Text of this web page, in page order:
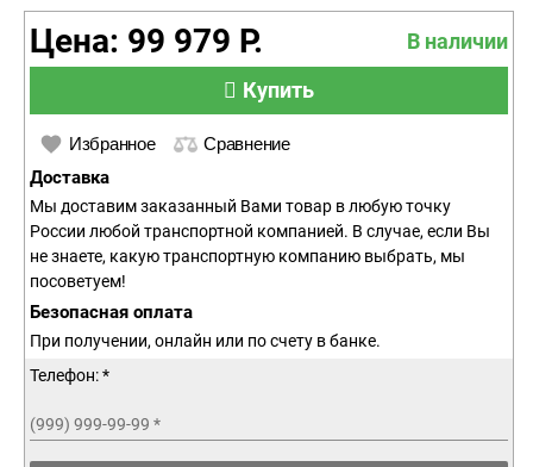
Цена: 99 979 Р.
В наличии
Купить
Избранное Сравнение
Доставка
Мы доставим заказанный Вами товар в любую точку
России любой транспортной компанией. В случае, если Вы
не знаете, какую транспортную компанию выбрать, мы
посоветуем!
Безопасная оплата
При получении, онлайн или по счету в банке.
Телефон: *
(999) 999-99-99 *